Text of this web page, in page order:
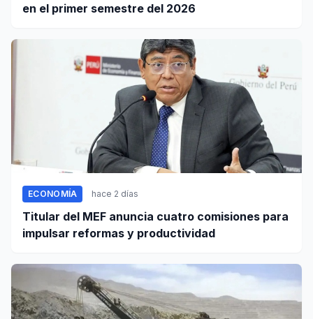
en el primer semestre del 2026
ECONOMÍA hace 2 días
Titular del MEF anuncia cuatro comisiones para
impulsar reformas y productividad